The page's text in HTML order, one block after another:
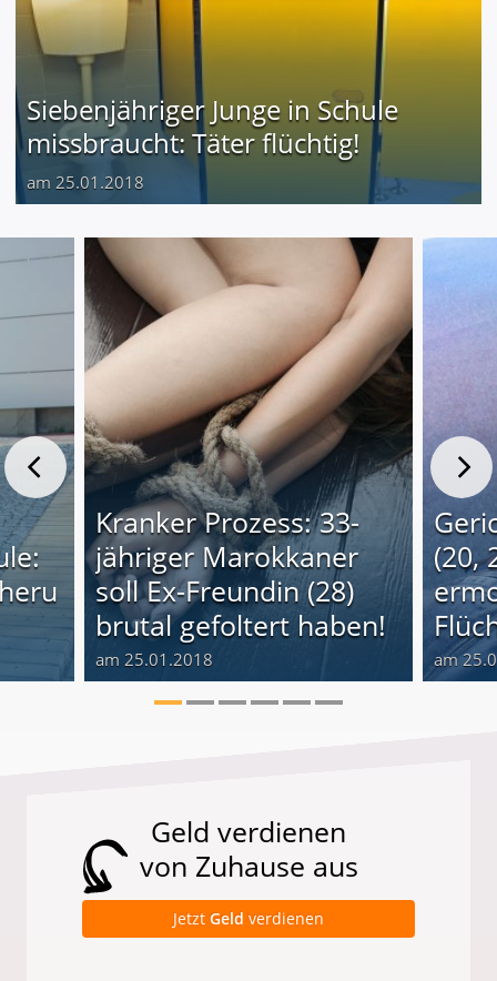
Siebenjähriger Junge in Schule
missbraucht: Täter flüchtig!
am 25.01.2018
Kranker Prozess: 33-
jähriger Marokkaner
soll Ex-Freundin (28)
brutal gefoltert haben!
am 25.01.2018
(20,
am
Geld verdienen
von Zuhause aus
Jetzt Geld verdienen